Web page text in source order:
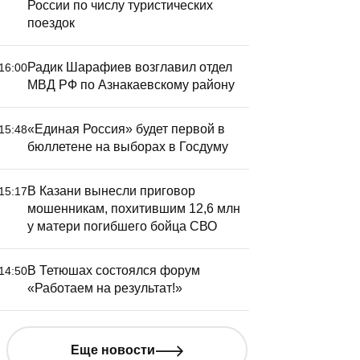
туман, ночью
до плюс 10
России по числу туристических
поездок
16:00Радик Шарафиев возглавил отдел
МВД РФ по Азнакаевскому району
15:48«Единая Россия» будет первой в
бюллетене на выборах в Госдуму
15:17В Казани вынесли приговор
мошенникам, похитившим 12,6 млн
у матери погибшего бойца СВО
14:50В Тетюшах состоялся форум
«Работаем на результат!»
Еще новости